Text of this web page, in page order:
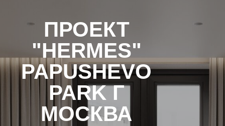
ПРОЕКТ
"HERMES"
PAPUSHEVO
PARK Г
МОСКВА